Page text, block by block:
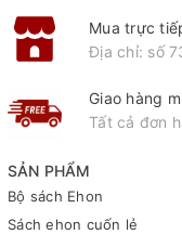
SẢN PHẨM
Bộ sách Ehon
Sách ehon cuốn lẻ
Mua trực
Địa chỉ: số
Giao hàng
Tất cả đơn